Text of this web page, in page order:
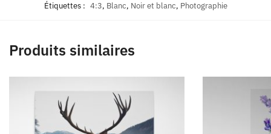
Étiquettes : 4:3, Blanc, Noir et blanc, Photographie
Produits similaires